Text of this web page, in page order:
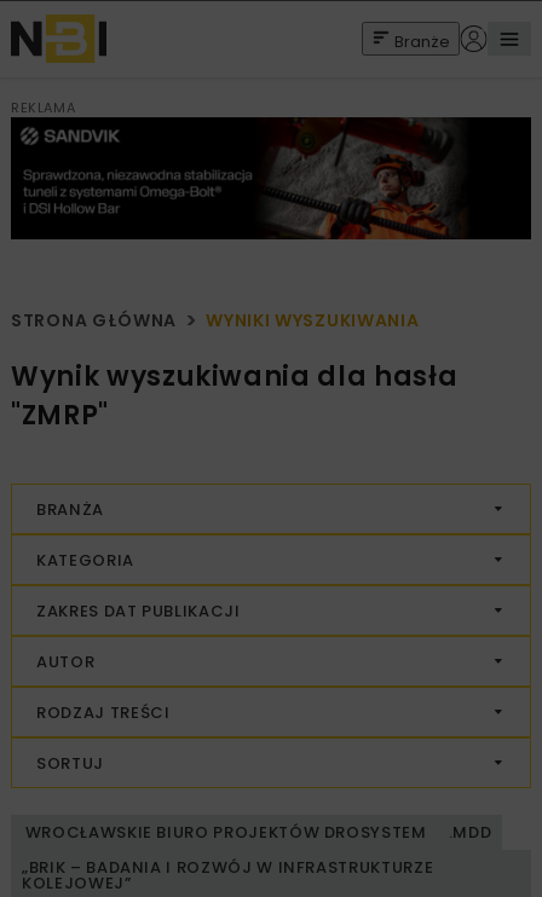
Branże
REKLAMA
STRONA GŁÓWNA WYNIKI WYSZUKIWANIA
Wynik wyszukiwania dla hasła
"ZMRP"
BRANŻA
KATEGORIA
ZAKRES DAT PUBLIKACJI
AUTOR
RODZAJ TREŚCI
SORTUJ
WROCŁAWSKIE BIURO PROJEKTÓW DROSYSTEM
.MDD
„BRIK – BADANIA I ROZWÓJ W INFRASTRUKTURZE
KOLEJOWEJ”